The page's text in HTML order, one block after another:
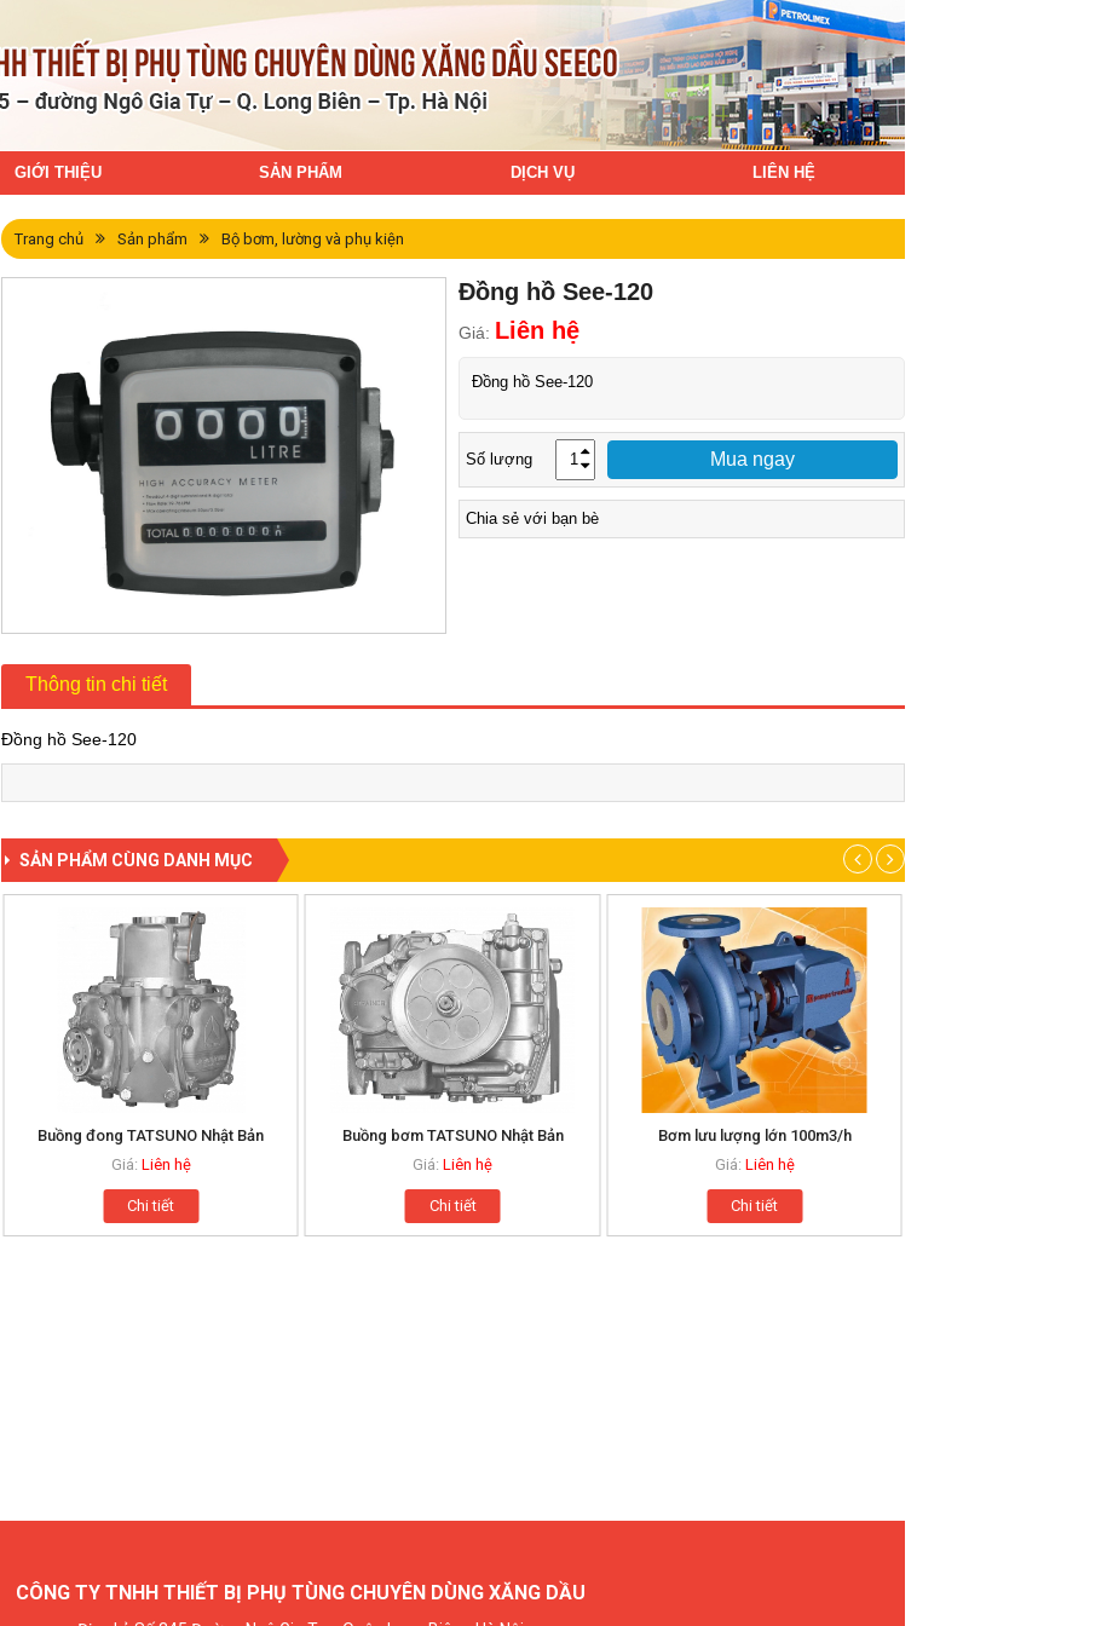
GIỚI THIỆU SẢN PHẨM DỊCH VỤ LIÊN HỆ
Trang chủ Sản phẩm Bộ bơm, lường và phụ kiện
Đồng hồ See-120
Giá: Liên hệ
Đồng hồ See-120
Số lượng Mua ngay
Chia sẻ với bạn bè
Thông tin chi tiết
Đồng hồ See-120
SẢN PHẨM CÙNG DANH MỤC
Buồng đong TATSUNO Nhật Bản
Giá: Liên hệ
Chi tiết
Buồng bơm TATSUNO Nhật Bản
Giá:Liên hệ
Chi tiết
Bơm lưu lượng lớn 100m3/h
Giá: Liên hệ
Chi tiết
CÔNG TY TNHH THIẾT BỊ PHỤ TÙNG CHUYÊN DÙNG XĂNG DẦU